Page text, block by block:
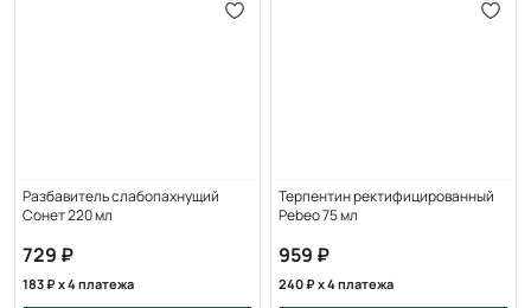
Разбавитель слабопахнущий
Сонет 220 мл
729
183 x 4 платежа
Терпентин ректифицированный
Pebeo 75 мл
959
240 x 4 платежа